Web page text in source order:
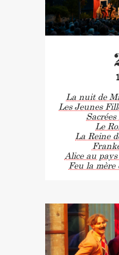
La nuit de
Les Jeunes
Le
La Reine
Alice au
Feu la mère